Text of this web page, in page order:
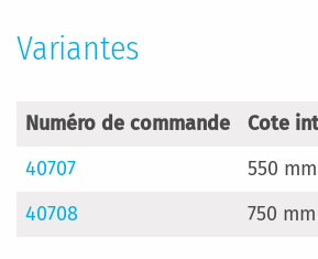
Variantes
Numéro de commande
Cote
40707
550
40708
750